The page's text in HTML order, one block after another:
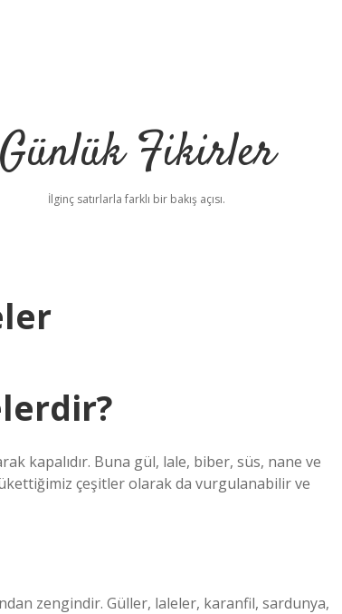
Günlük Fikirler
İlginç satırlarla farklı bir bakış açısı.
kapalıdır. Buna gül, lale, biber, süs, nane ve
çeşitler olarak da vurgulanabilir ve
zengindir. Güller, laleler, karanfil, sardunya,